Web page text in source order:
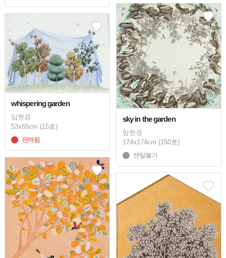
sky in the garden
임현경
174x174cm (150호)
렌탈불가
whispering garden
임현경
53x65cm (15호)
판매됨